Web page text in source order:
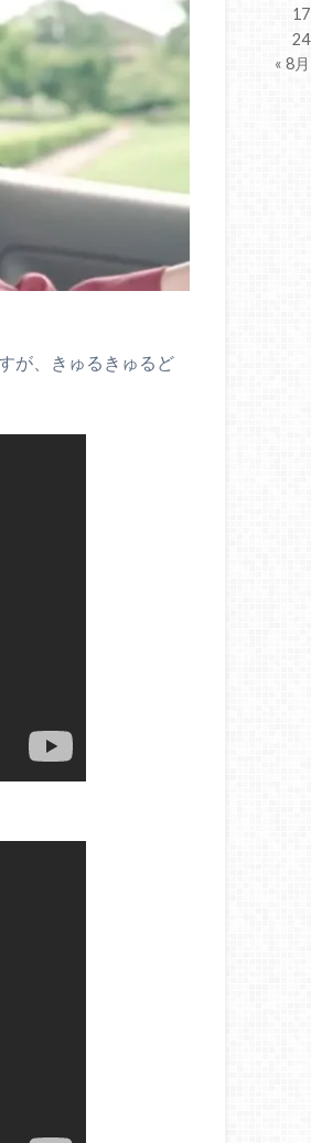
が、きゅるきゅるど
17
24
« 8月